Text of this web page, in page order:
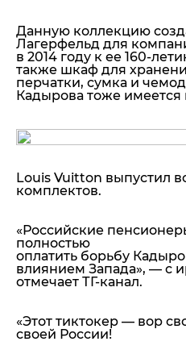
Данную коллекцию
Лагерфельд для
в 2014 году к ее 160-
также шкаф для
перчатки, сумка и
Кадырова тоже имеется
Louis Vuitton выпустил
комплектов.
«Российские
полностью
оплатить борьбу
влиянием Запада», — с
отмечает ТГ-канал.
«Этот тиктокер — вор
своей России!